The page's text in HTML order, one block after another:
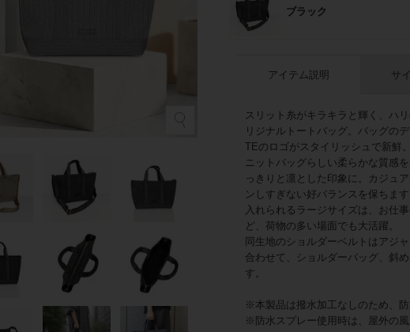
シルバ
ブラック
アイテム説明
スリット糸がキラキラと輝く、ハ
リジナルトートバッグ。バッグの
TEのロゴがスタイリッシュで新鮮。
ニットバッグらしい柔らかな質感
っきりと凛とした印象に。カジュ
ンしすぎない好バランスを保ちま
入れられるラージサイズは、お仕
ど、荷物の多い場面でも大活躍。
同生地のショルダーベルトはアジ
合わせて、ショルダーバッグ、斜
す。
※本製品は撥水加工なしのため、
※防水スプレー使用時は、屋外の
サ